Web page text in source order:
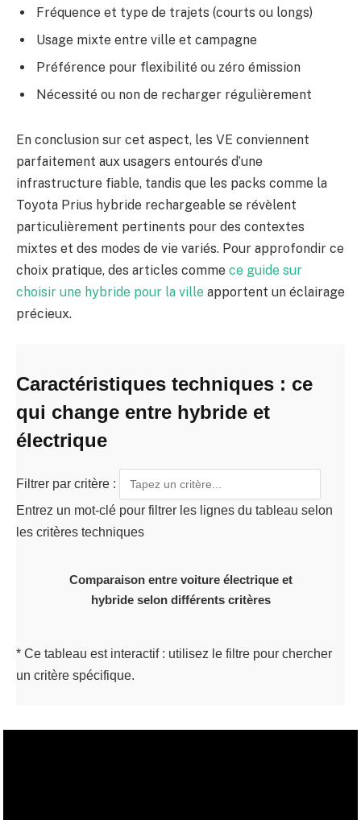
Fréquence et type de trajets (courts ou longs)
Usage mixte entre ville et campagne
Préférence pour flexibilité ou zéro émission
Nécessité ou non de recharger régulièrement
En conclusion sur cet aspect, les VE conviennent
parfaitement aux usagers entourés d’une
infrastructure fiable, tandis que les packs comme la
Toyota Prius hybride rechargeable se révèlent
particulièrement pertinents pour des contextes
mixtes et des modes de vie variés. Pour approfondir ce
choix pratique, des articles comme ce guide sur
choisir une hybride pour la ville apportent un éclairage
précieux.
Caractéristiques techniques : ce
qui change entre hybride et
électrique
Filtrer par critère :
Entrez un mot-clé pour filtrer les lignes du tableau selon
les critères techniques
Comparaison entre voiture électrique et
hybride selon différents critères
* Ce tableau est interactif : utilisez le filtre pour chercher
un critère spécifique.